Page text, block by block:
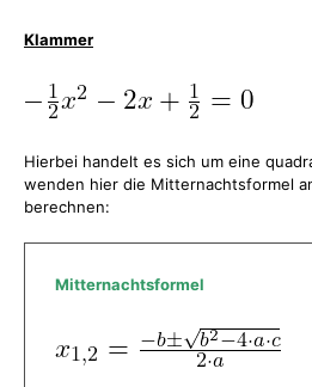
Klammer
Hierbei handelt es sich um eine
wenden hier die Mitternachtsformel
berechnen:
Mitternachtsformel